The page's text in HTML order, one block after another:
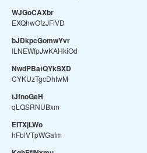
WJGoCAXbr
EXQhwOfzJFiVD
bJDkpcGomwYvr
ILNEWfpJwKAHkiOd
NwdPBatQYkSXD
CYKUzTgcDhtwM
tJfnoGeH
qLQSRNUBxm
EITXjLWo
hFblVTpWGafm